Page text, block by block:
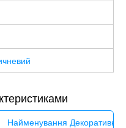
Найменування Декоративна